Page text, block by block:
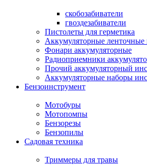
скобозабиватели
гвоздезабиватели
Пистолеты для герметика
Аккумуляторные
Фонари аккумуляторные
Радиоприемники
Прочий аккумуляторный
Аккумуляторные наборы
Бензоинструмент
Мотобуры
Мотопомпы
Бензорезы
Бензопилы
Садовая техника
Триммеры для травы